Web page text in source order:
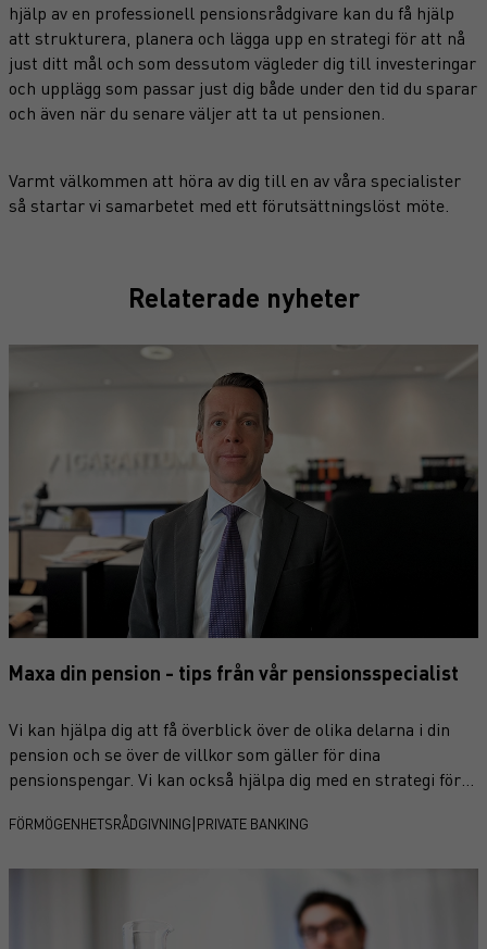
hjälp av en professionell pensionsrådgivare kan du få hjälp
att strukturera, planera och lägga upp en strategi för att nå
just ditt mål och som dessutom vägleder dig till investeringar
och upplägg som passar just dig både under den tid du sparar
och även när du senare väljer att ta ut pensionen.
Varmt välkommen att höra av dig till en av våra specialister
så startar vi samarbetet med ett förutsättningslöst möte.
Relaterade nyheter
Maxa din pension - tips från vår pensionsspecialist
Vi kan hjälpa dig att få överblick över de olika delarna i din
pension och se över de villkor som gäller för dina
pensionspengar. Vi kan också hjälpa dig med en strategi för
förmögenhetsrådgivare och pensionsspecialist på Garantum
FÖRMÖGENHETSRÅDGIVNING|PRIVATE BANKING